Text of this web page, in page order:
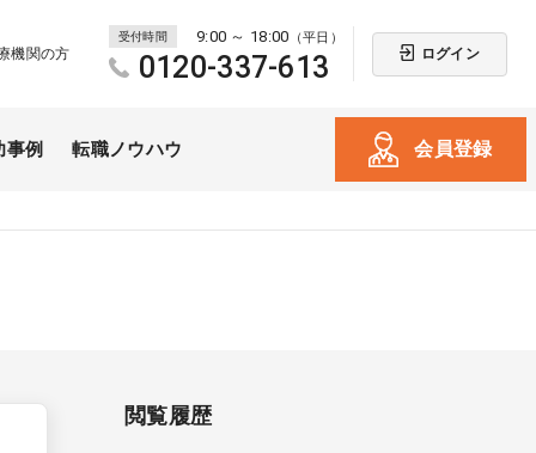
機関の方
受付時間 9:00 ～ 18:00 （平日）
0120-337-613 ログイン
事例 転職ノウハウ 会員登録
閲覧履歴